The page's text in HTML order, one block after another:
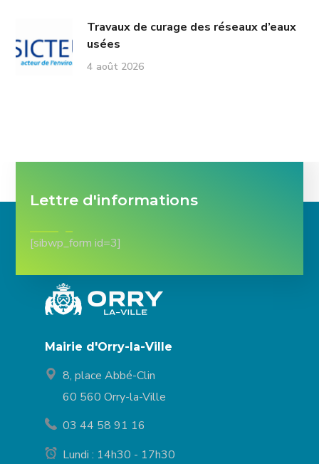
Travaux de curage des réseaux d’eaux
usées
4 août 2026
Lettre d'informations
[sibwp_form id=3]
Mairie d'Orry-la-Ville
8, place Abbé-Clin
60 560 Orry-la-Ville
03 44 58 91 16
Lundi : 14h30 - 17h30